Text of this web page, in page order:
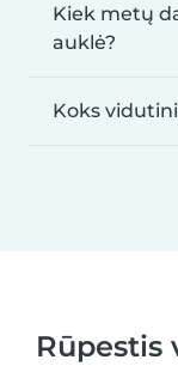
Kiek metų
auklė?
Koks
Rūpestis